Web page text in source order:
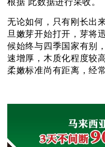
无论如何，只有刚长出
旦嫩芽开始打开，芽将
候始终与四季国家有别
速增厚，木质化程度较
柔嫩标准尚有距离，经